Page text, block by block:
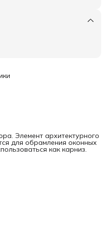
Элемент архитектурного
для обрамления оконных
как карниз.